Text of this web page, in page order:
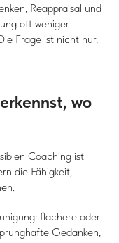
Reappraisal und
oft weniger
Frage ist nicht nur,
wo
Coaching ist
die Fähigkeit,
flachere oder
Gedanken,